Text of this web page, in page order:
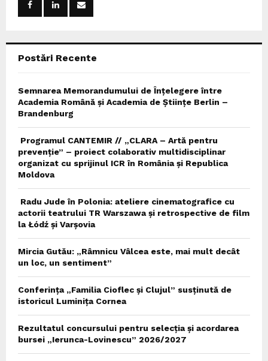
Postări Recente
Semnarea Memorandumului de Înțelegere între
Academia Română și Academia de Științe Berlin –
Brandenburg
Programul CANTEMIR // „CLARA – Artă pentru
prevenție” – proiect colaborativ multidisciplinar
organizat cu sprijinul ICR în România și Republica
Moldova
Radu Jude în Polonia: ateliere cinematografice cu
actorii teatrului TR Warszawa și retrospective de film
la Łódź și Varșovia
Mircia Gutău: „Râmnicu Vâlcea este, mai mult decât
un loc, un sentiment”
Conferința „Familia Cioflec și Clujul” susținută de
istoricul Luminița Cornea
Rezultatul concursului pentru selecția și acordarea
bursei „Ierunca-Lovinescu” 2026/2027